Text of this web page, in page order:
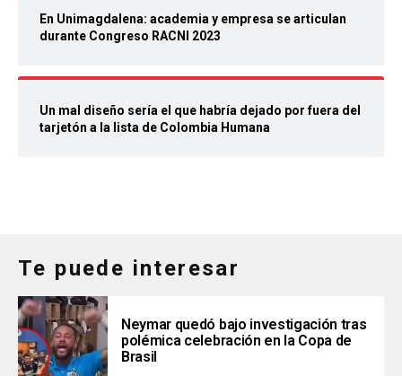
En Unimagdalena: academia y empresa se articulan
durante Congreso RACNI 2023
Un mal diseño sería el que habría dejado por fuera del
tarjetón a la lista de Colombia Humana
Te puede interesar
Neymar quedó bajo investigación tras
polémica celebración en la Copa de
Brasil